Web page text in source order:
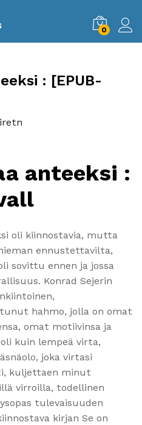
0
: [EPUB-
anteeksi :
oli kiinnostavia, mutta
ennustettavilta,
sovittu ennen ja jossa
Konrad Sejerin
hahmo, jolla on omat
omat motiivinsa ja
kuin lempeä virta,
joka virtasi
kuljettaen minut
virroilla, todellinen
tulevaisuuden
kirjan Se on